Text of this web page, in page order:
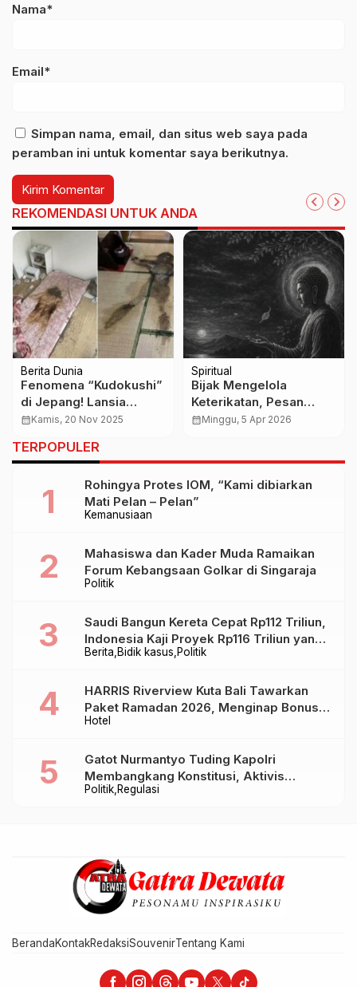
Nama*
Email*
Simpan nama, email, dan situs web saya pada
peramban ini untuk komentar saya berikutnya.
REKOMENDASI UNTUK ANDA
Berita Dunia
Fenomena “Kudokushi”
di Jepang! Lansia
Meninggal dalam
Krisis Sosial Makin
Mengkhawatirkan
calendar_monthKamis, 20 Nov 2025
Spiritual
Bijak Mengelola
Keterikatan, Pesan
Siddhartha Gautama
calendar_monthMinggu, 5 Apr 2026
TERPOPULER
Kemanusiaan
Rohingya Protes IOM, “Kami dibiarkan
Mati Pelan – Pelan”
Politik
Mahasiswa dan Kader Muda Ramaikan
Forum Kebangsaan Golkar di Singaraja
Berita Bidik kasus Politik
Saudi Bangun Kereta Cepat Rp112 Triliun,
Indonesia Kaji Proyek Rp116 Triliun yang
Baru Sampai Bandung
Hotel
HARRIS Riverview Kuta Bali Tawarkan
Paket Ramadan 2026, Menginap Bonus
Takjil hingga Bukber Mulai Rp88.888
Politik Regulasi
Gatot Nurmantyo Tuding Kapolri
Membangkang Konstitusi, Aktivis
Tegaskan Polri Tak Punya Sejarah
BerandaKontakRedaksiSouvenirTentang Kami